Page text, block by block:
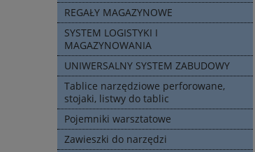
REGAŁY MAGAZYNOWE
SYSTEM LOGISTYKI I
MAGAZYNOWANIA
UNIWERSALNY SYSTEM ZABUDOWY
Tablice narzędziowe perforowane,
stojaki, listwy do tablic
Pojemniki warsztatowe
Zawieszki do narzędzi